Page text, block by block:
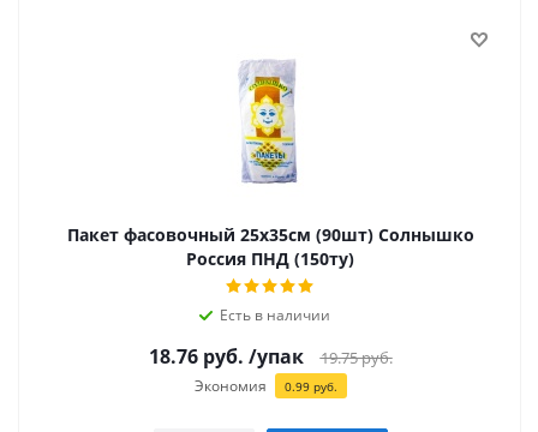
Пакет фасовочный 25х35см (90шт) Солнышко
Россия ПНД (150ту)
Есть в наличии
18.76руб. /упак 19.75руб.
Экономия 0.99руб.